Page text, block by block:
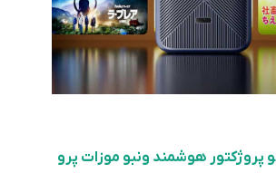
پروژکتور هوشمند ونبو موزات پرو